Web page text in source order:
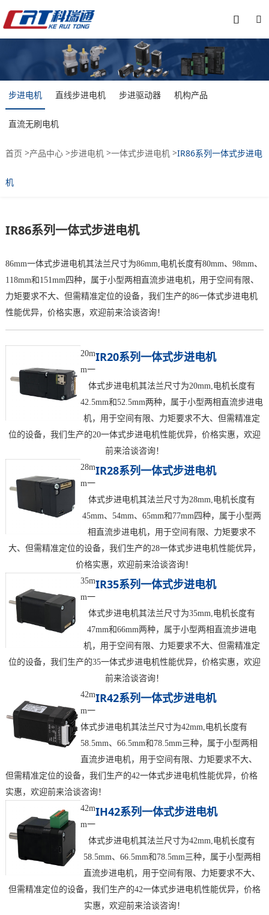


步进电机 直线步进电机 步进驱动器 机构产品
直流无刷电机
首页 >产品中心>步进电机>一体式步进电机>IR86系列一体式步进电
机
IR86系列一体式步进电机
86mm一体式步进电机其法兰尺寸为86mm,电机长度有80mm、98mm、
118mm和151mm四种，属于小型两相直流步进电机，用于空间有限、
力矩要求不大、但需精准定位的设备，我们生产的86一体式步进电机
性能优异，价格实惠，欢迎前来洽谈咨询！
IR20系列一体式步进电机
20m
m一
体式步进电机其法兰尺寸为20mm,电机长度有
42.5mm和52.5mm两种，属于小型两相直流步进电
机，用于空间有限、力矩要求不大、但需精准定
位的设备，我们生产的20一体式步进电机性能优异，价格实惠，欢迎
前来洽谈咨询！
IR28系列一体式步进电机
28m
m一
体式步进电机其法兰尺寸为28mm,电机长度有
45mm、54mm、65mm和77mm四种，属于小型两
相直流步进电机，用于空间有限、力矩要求不
大、但需精准定位的设备，我们生产的28一体式步进电机性能优异，
价格实惠，欢迎前来洽谈咨询！
IR35系列一体式步进电机
35m
m一
体式步进电机其法兰尺寸为35mm,电机长度有
47mm和66mm两种，属于小型两相直流步进电
机，用于空间有限、力矩要求不大、但需精准定
位的设备，我们生产的35一体式步进电机性能优异，价格实惠，欢迎
前来洽谈咨询！
IR42系列一体式步进电机
42m
m一
体式步进电机其法兰尺寸为42mm,电机长度有
58.5mm、66.5mm和78.5mm三种，属于小型两相
直流步进电机，用于空间有限、力矩要求不大、
但需精准定位的设备，我们生产的42一体式步进电机性能优异，价格
实惠，欢迎前来洽谈咨询！
IH42系列一体式步进电机
42m
m一
体式步进电机其法兰尺寸为42mm,电机长度有
58.5mm、66.5mm和78.5mm三种，属于小型两相
直流步进电机，用于空间有限、力矩要求不大、
但需精准定位的设备，我们生产的42一体式步进电机性能优异，价格
实惠，欢迎前来洽谈咨询！